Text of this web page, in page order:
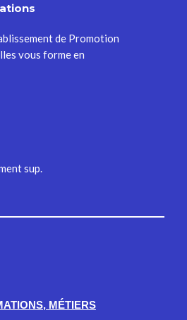
de Promotion
vous forme en
sup.
MÉTIERS